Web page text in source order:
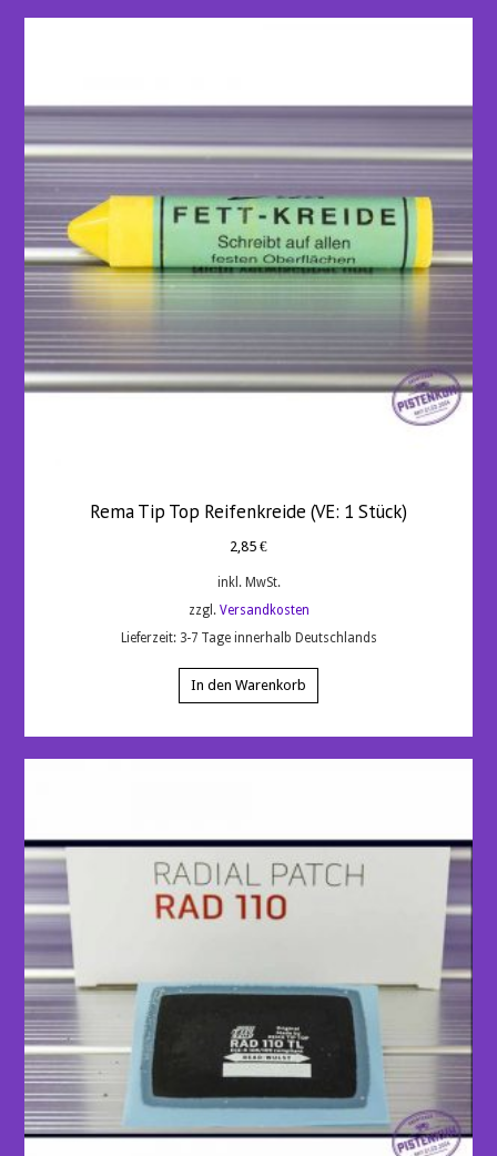
Rema Tip Top Reifenkreide (VE: 1 Stück)
2,85 €
inkl. MwSt.
zzgl. Versandkosten
Lieferzeit: 3-7 Tage innerhalb Deutschlands
In den Warenkorb